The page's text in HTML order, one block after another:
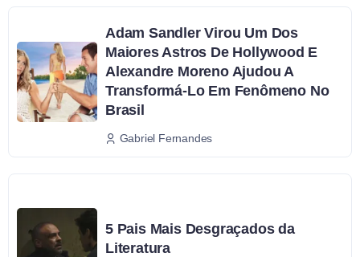
Adam Sandler Virou Um Dos
Maiores Astros De Hollywood E
Alexandre Moreno Ajudou A
Transformá-Lo Em Fenômeno No
Brasil
Gabriel Fernandes
5 Pais Mais Desgraçados da
Literatura